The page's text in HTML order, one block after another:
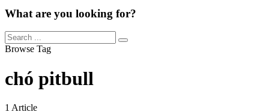
What are you looking for?
Browse Tag
chó pitbull
1 Article